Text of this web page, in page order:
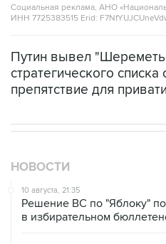
Социальная реклама, АНО
ИНН 7725383515 Erid:
Путин вывел
стратегического
препятствие для
НОВОСТИ
10 августа, 21:35
Решение ВС по "Яблоку"
в избирательном